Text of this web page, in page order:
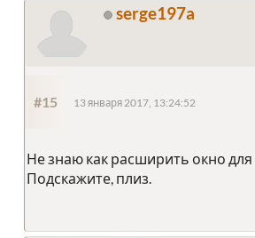
serge197a
#15 13 января 2017, 13:24:52
Не знаю как расширить окно
Подскажите, плиз.